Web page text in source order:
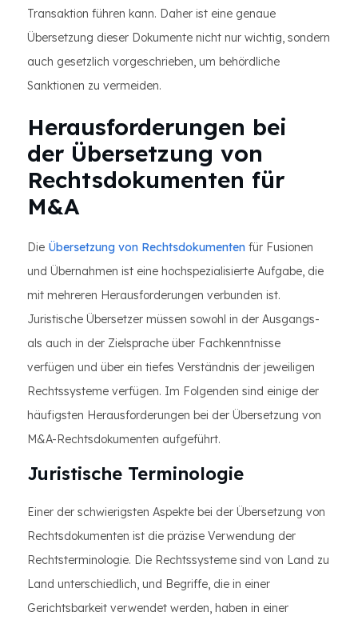
Transaktion führen kann. Daher ist eine genaue
Übersetzung dieser Dokumente nicht nur wichtig, sondern
auch gesetzlich vorgeschrieben, um behördliche
Sanktionen zu vermeiden.
Herausforderungen bei
der Übersetzung von
Rechtsdokumenten für
M&A
Die Übersetzung von Rechtsdokumenten für Fusionen
und Übernahmen ist eine hochspezialisierte Aufgabe, die
mit mehreren Herausforderungen verbunden ist.
Juristische Übersetzer müssen sowohl in der Ausgangs-
als auch in der Zielsprache über Fachkenntnisse
verfügen und über ein tiefes Verständnis der jeweiligen
Rechtssysteme verfügen. Im Folgenden sind einige der
häufigsten Herausforderungen bei der Übersetzung von
M&A-Rechtsdokumenten aufgeführt.
Juristische Terminologie
Einer der schwierigsten Aspekte bei der Übersetzung von
Rechtsdokumenten ist die präzise Verwendung der
Rechtsterminologie. Die Rechtssysteme sind von Land zu
Land unterschiedlich, und Begriffe, die in einer
Gerichtsbarkeit verwendet werden, haben in einer